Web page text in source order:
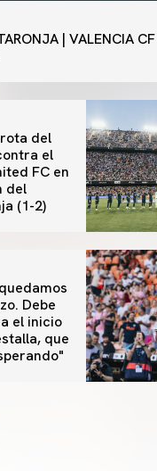
| VALENCIA
del
el
FC en
del
(1-2)
Debe
el inicio
que
CF-Newcastle